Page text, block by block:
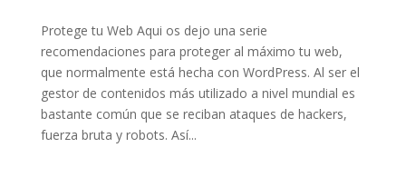
Protege tu Web Aqui os dejo una serie
recomendaciones para proteger al máximo tu web,
que normalmente está hecha con WordPress. Al ser el
gestor de contenidos más utilizado a nivel mundial es
bastante común que se reciban ataques de hackers,
fuerza bruta y robots. Así...